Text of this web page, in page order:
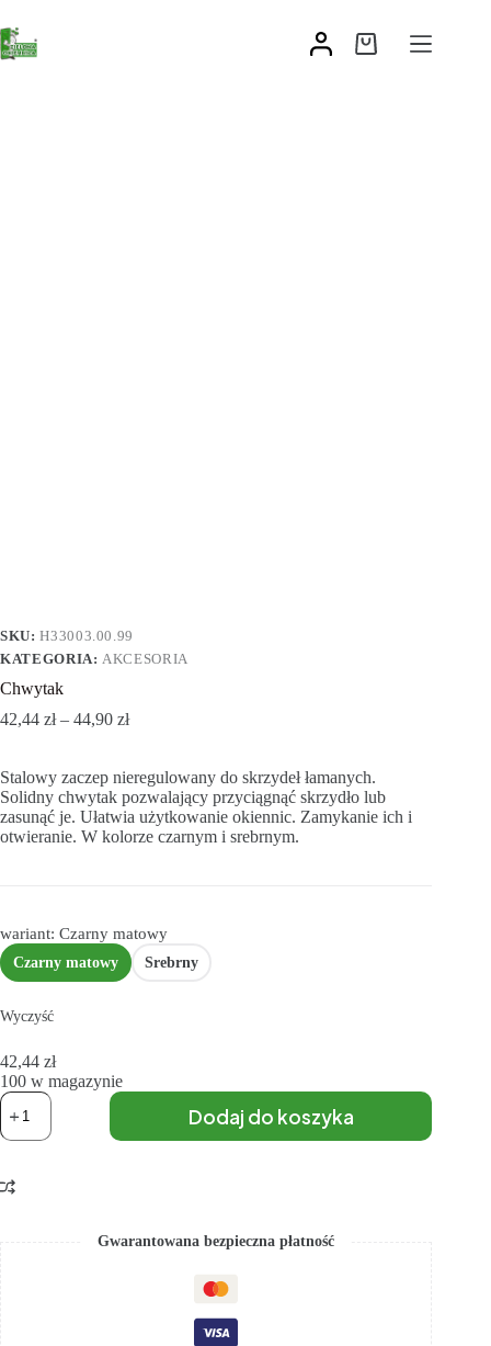
SKU:H33003.00.99
KATEGORIA:AKCESORIA
Chwytak
42,44 zł– 44,90 zł
Stalowy zaczep nieregulowany do skrzydeł łamanych.
Solidny chwytak pozwalający przyciągnąć skrzydło lub
zasunąć je. Ułatwia użytkowanie okiennic. Zamykanie ich i
otwieranie. W kolorze czarnym i srebrnym.
wariant: Czarny matowy
Czarny matowy Srebrny
Wyczyść
42,44 zł
100 w magazynie
Dodaj do koszyka
Gwarantowana bezpieczna płatność